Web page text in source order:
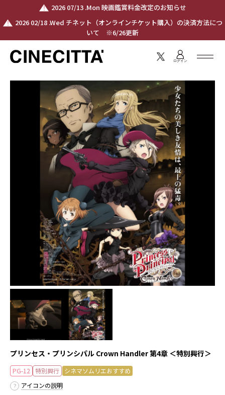
2026 07/13 .Mon 映画鑑賞料金改定のお知らせ
2026 02/18 .Wed チネット（オンラインチケット購入）の決済方法につ
いて ※6/26更新
ログイン
プリンセス・プリンシパル Crown Handler 第4章 ＜特別興行＞
PG-12 特別興行
シネマソムリエおすすめ
アイコンの説明